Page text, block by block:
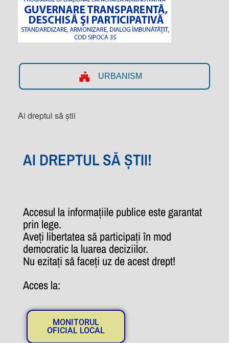
URBANISM
Ai dreptul să știi
AI DREPTUL SĂ ȘTII!
Accesul la informațiile publice este garantat
prin lege.
Aveți libertatea să participați în mod
democratic la luarea deciziilor.
Nu ezitați să faceți uz de acest drept!
Acces la:
MONITORUL
OFICIAL LOCAL